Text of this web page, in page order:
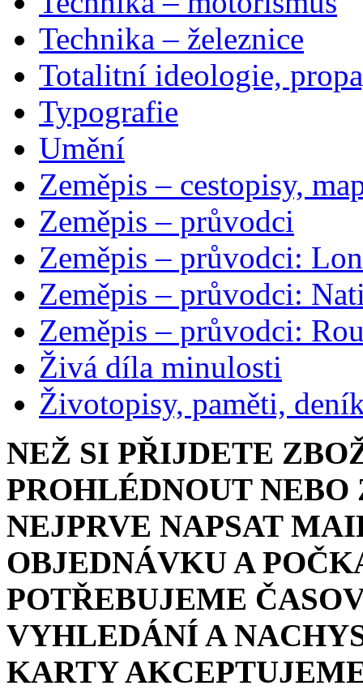
Technika – železnice
Totalitní ideologie,
Typografie
Umění
Zeměpis – cestopisy,
Zeměpis – průvodci
Zeměpis – průvodci:
Zeměpis – průvodci:
Zeměpis – průvodci:
Živá díla minulosti
Životopisy, paměti,
NEŽ SI PŘIJDETE
PROHLÉDNOUT
NEJPRVE NAPSAT
OBJEDNÁVKU A
POTŘEBUJEME
VYHLEDÁNÍ A
KARTY